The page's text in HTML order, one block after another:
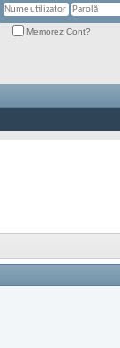
Memorez Cont?